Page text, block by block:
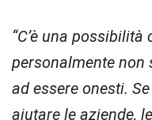
“C’è una
personalmente non
ad essere onesti.
aiutare le aziende,